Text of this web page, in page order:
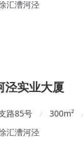
汇漕河泾
泾实业大厦
路85号 / 300m²
汇漕河泾